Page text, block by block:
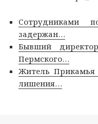
Сотрудниками
задержан…
Бывший
Пермского…
Житель Прикамья
лишения…